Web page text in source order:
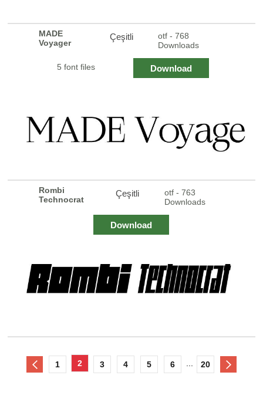
MADE
Voyager
Çeşitli
otf - 768
Downloads
5 font files Download
Rombi
Technocrat
Çeşitli
otf - 763
Downloads
Download
1 2 3 4 5 6 20